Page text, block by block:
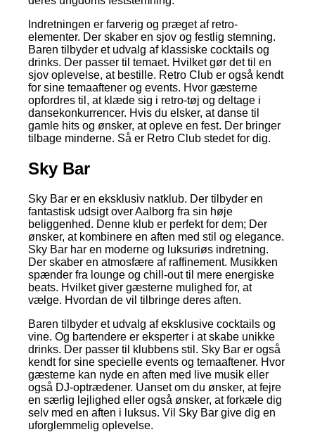
Indretningen er farverig og præget af retro-
elementer. Der skaber en sjov og festlig stemning.
Baren tilbyder et udvalg af klassiske cocktails og
drinks. Der passer til temaet. Hvilket gør det til en
sjov oplevelse, at bestille. Retro Club er også kendt
for sine temaaftener og events. Hvor gæsterne
opfordres til, at klæde sig i retro-tøj og deltage i
dansekonkurrencer. Hvis du elsker, at danse til
gamle hits og ønsker, at opleve en fest. Der bringer
tilbage minderne. Så er Retro Club stedet for dig.
Sky Bar
Sky Bar er en eksklusiv natklub. Der tilbyder en
fantastisk udsigt over Aalborg fra sin høje
beliggenhed. Denne klub er perfekt for dem; Der
ønsker, at kombinere en aften med stil og elegance.
Sky Bar har en moderne og luksuriøs indretning.
Der skaber en atmosfære af raffinement. Musikken
spænder fra lounge og chill-out til mere energiske
beats. Hvilket giver gæsterne mulighed for, at
vælge. Hvordan de vil tilbringe deres aften.
Baren tilbyder et udvalg af eksklusive cocktails og
vine. Og bartendere er eksperter i at skabe unikke
drinks. Der passer til klubbens stil. Sky Bar er også
kendt for sine specielle events og temaaftener. Hvor
gæsterne kan nyde en aften med live musik eller
også DJ-optrædener. Uanset om du ønsker, at fejre
en særlig lejlighed eller også ønsker, at forkæle dig
selv med en aften i luksus. Vil Sky Bar give dig en
uforglemmelig oplevelse.